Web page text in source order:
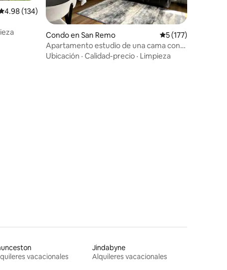
promedio: 4.98 de 5, 134 reseñas
4.98 (134)
Condo en San Remo Calificación
5 (177)
Apartamento estudio de una cama con
vistas fantásticas
Ubicación · Calidad-precio · Limpieza
vacacionales
Jindabyne
Alquileres vacacionales